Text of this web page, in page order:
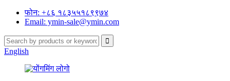
फोन: +८६ १८३५५१८९९७४
Email: ymin-sale@ymin.com
English